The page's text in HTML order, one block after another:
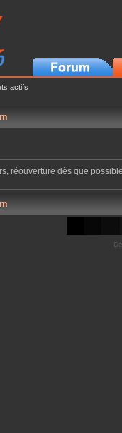
actifs
réouverture dès que